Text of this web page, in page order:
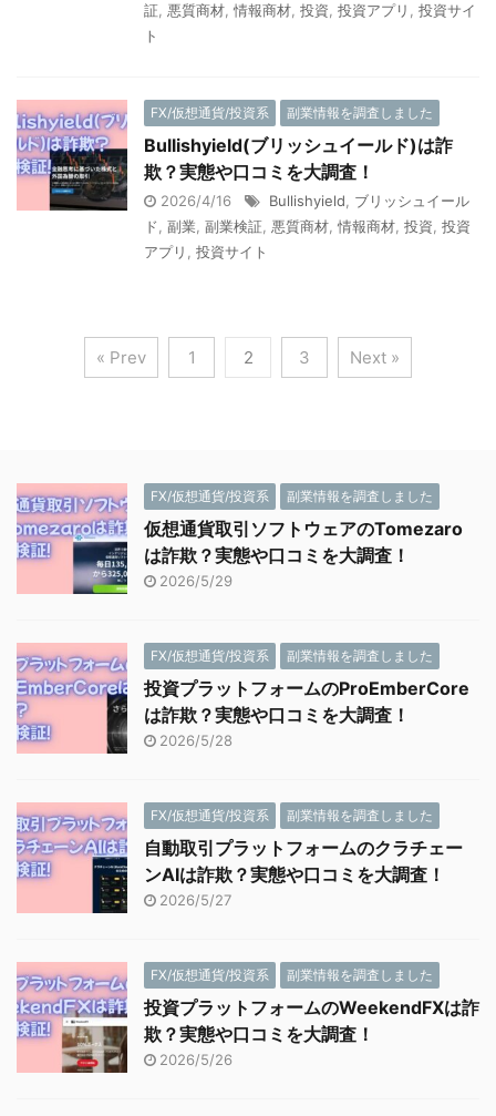
証 悪質商材 情報商材 投資 投資アプリ
投資サイ
ト
FX/仮想通貨/投資系 副業情報を調査しました
Bullishyield(ブリッシュイールド)は詐
欺？実態や口コミを大調査！
2026/4/16 Bullishyield
ブリッシュイール
ド 副業 副業検証 悪質商材 情報商材 投資 投資
アプリ
投資サイト
« Prev 1 2 3 Next »
FX/仮想通貨/投資系 副業情報を調査しました
仮想通貨取引ソフトウェアのTomezaro
は詐欺？実態や口コミを大調査！
2026/5/29
FX/仮想通貨/投資系 副業情報を調査しました
投資プラットフォームのProEmberCore
は詐欺？実態や口コミを大調査！
2026/5/28
FX/仮想通貨/投資系 副業情報を調査しました
自動取引プラットフォームのクラチェー
ンAIは詐欺？実態や口コミを大調査！
2026/5/27
FX/仮想通貨/投資系 副業情報を調査しました
投資プラットフォームのWeekendFXは詐
欺？実態や口コミを大調査！
2026/5/26